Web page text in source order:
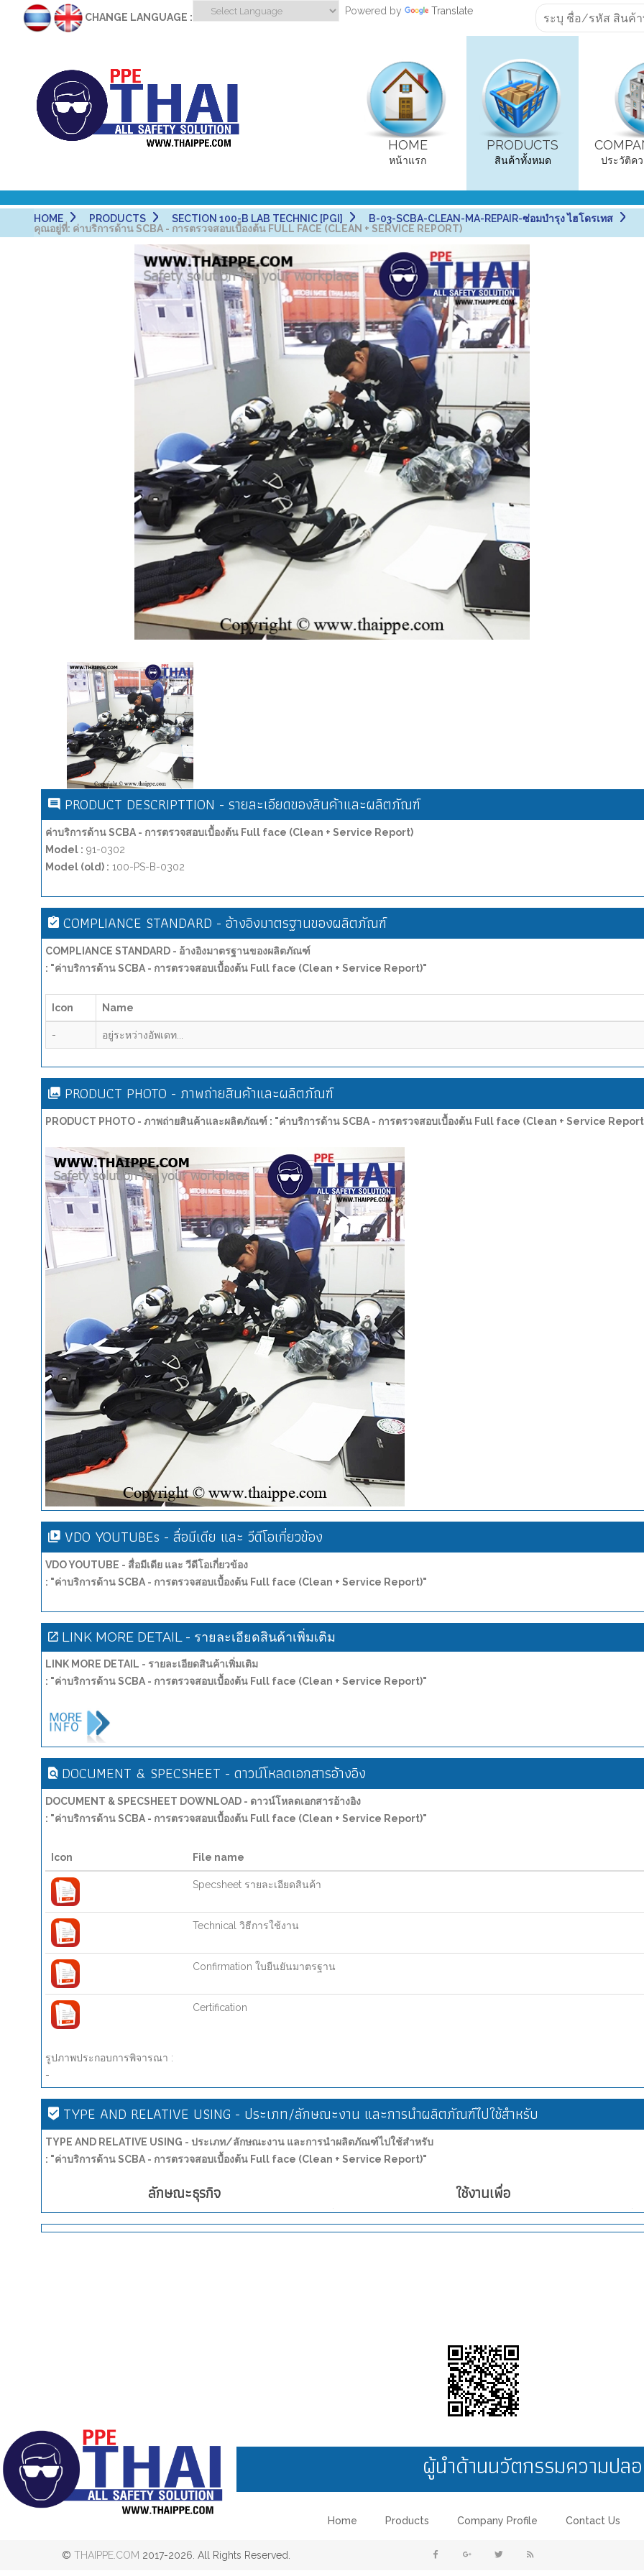
CHANGE LANGUAGE :
Powered by Translate
HOME
หน้าแรก
PRODUCTS
สินค้าทั้งหมด ประวัติค
HOME PRODUCTS SECTION 100-B LAB TECHNIC [PGI]
B-03-SCBA-CLEAN-MA-REPAIR-ซ่อมบำรุง ไฮโดรเทส
คุณอยู่ที่: ค่าบริการด้าน SCBA - การตรวจสอบเบื้องต้น FULL FACE (CLEAN + SERVICE REPORT)
PRODUCT DESCRIPTTION - รายละเอียดของสินค้าและผลิตภัณฑ์
ค่าบริการด้าน SCBA - การตรวจสอบเบื้องต้น Full face (Clean + Service Report)
Model : 91-0302
Model (old) : 100-PS-B-0302
COMPLIANCE STANDARD - อ้างอิงมาตรฐานของผลิตภัณฑ์
COMPLIANCE STANDARD - อ้างอิงมาตรฐานของผลิตภัณฑ์
: "ค่าบริการด้าน SCBA - การตรวจสอบเบื้องต้น Full face (Clean + Service Report)"
Icon Name
- อยู่ระหว่างอัพเดท...
PRODUCT PHOTO - ภาพถ่ายสินค้าและผลิตภัณฑ์
PRODUCT PHOTO - ภาพถ่ายสินค้าและผลิตภัณฑ์ : "ค่าบริการด้าน SCBA - การตรวจสอบเบื้องต้น Full face (Clean + Service
VDO YOUTUBEs - สื่อมีเดีย และ วีดีโอเกี่ยวข้อง
VDO YOUTUBE - สื่อมีเดีย และ วีดีโอเกี่ยวข้อง
: "ค่าบริการด้าน SCBA - การตรวจสอบเบื้องต้น Full face (Clean + Service Report)"
LINK MORE DETAIL - รายละเอียดสินค้าเพิ่มเติม
LINK MORE DETAIL - รายละเอียดสินค้าเพิ่มเติม
: "ค่าบริการด้าน SCBA - การตรวจสอบเบื้องต้น Full face (Clean + Service Report)"
DOCUMENT & SPECSHEET - ดาวน์โหลดเอกสารอ้างอิง
DOCUMENT & SPECSHEET DOWNLOAD - ดาวน์โหลดเอกสารอ้างอิง
: "ค่าบริการด้าน SCBA - การตรวจสอบเบื้องต้น Full face (Clean + Service Report)"
Icon File name
Specsheet รายละเอียดสินค้า
Technical วิธีการใช้งาน
Confirmation ใบยืนยันมาตรฐาน
Certification
รูปภาพประกอบการพิจารณา :
-
TYPE AND RELATIVE USING - ประเภท/ลักษณะงาน และการนำผลิตภัณฑ์ไปใช้สำหรับ
TYPE AND RELATIVE USING - ประเภท/ลักษณะงาน และการนำผลิตภัณฑ์ไปใช้สำหรับ
: "ค่าบริการด้าน SCBA - การตรวจสอบเบื้องต้น Full face (Clean + Service Report)"
ลักษณะธุรกิจ ใช้งานเพื่อ
ผู้นำด้านนวัตกรรมความป
Home Products Company Profile Contact Us
©THAIPPE.COM 2017-2026. All Rights Reserved.